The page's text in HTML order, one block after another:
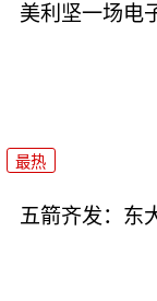
美利坚一场电
最热
五箭齐发：东